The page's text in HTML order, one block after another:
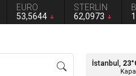
EURO
53,5644
STERLİN
62,0973
İstanbul, 23